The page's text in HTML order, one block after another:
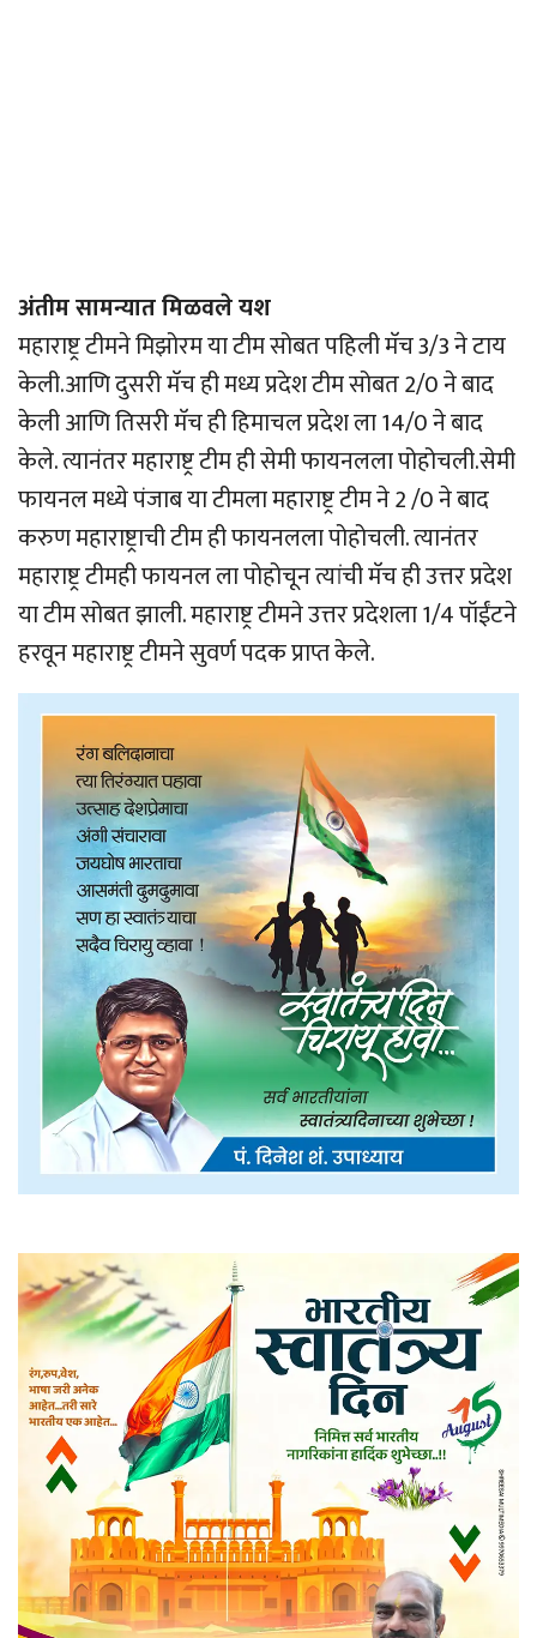
अंतीम सामन्यात मिळवले यश
महाराष्ट्र टीमने मिझोरम या टीम सोबत पहिली मॅच 3/3 ने टाय
केली.आणि दुसरी मॅच ही मध्य प्रदेश टीम सोबत 2/0 ने बाद
केली आणि तिसरी मॅच ही हिमाचल प्रदेश ला 14/0 ने बाद
केले. त्यानंतर महाराष्ट्र टीम ही सेमी फायनलला पोहोचली.सेमी
फायनल मध्ये पंजाब या टीमला महाराष्ट्र टीम ने 2 /0 ने बाद
करुण महाराष्ट्राची टीम ही फायनलला पोहोचली. त्यानंतर
महाराष्ट्र टीमही फायनल ला पोहोचून त्यांची मॅच ही उत्तर प्रदेश
या टीम सोबत झाली. महाराष्ट्र टीमने उत्तर प्रदेशला 1/4 पॉईंटने
हरवून महाराष्ट्र टीमने सुवर्ण पदक प्राप्त केले.